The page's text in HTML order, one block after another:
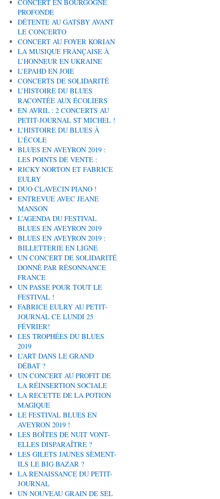
CONCERT EN BOURGOGNE
PROFONDE
DÉTENTE AU GATSBY AVANT
LE CONCERTO
CONCERT AU FOYER KORIAN
LA MUSIQUE FRANÇAISE À
L’HONNEUR EN UKRAINE
L’EPAHD EN JOIE
CONCERTS DE SOLIDARITÉ
L’HISTOIRE DU BLUES
RACONTÉE AUX ÉCOLIERS
EN AVRIL : 2 CONCERTS AU
PETIT-JOURNAL ST MICHEL !
L’HISTOIRE DU BLUES À
L’ÉCOLE
BLUES EN AVEYRON 2019 :
LES POINTS DE VENTE :
RICKY NORTON ET FABRICE
EULRY
DUO CLAVECIN PIANO !
ENTREVUE AVEC JEANE
MANSON
L’AGENDA DU FESTIVAL
BLUES EN AVEYRON 2019
BLUES EN AVEYRON 2019 :
BILLETTERIE EN LIGNE
UN CONCERT DE SOLIDARITÉ
DONNÉ PAR RÉSONNANCE
FRANCE
UN PASSE POUR TOUT LE
FESTIVAL !
FABRICE EULRY AU PETIT-
JOURNAL CE LUNDI 25
FÉVRIER!
LES TROPHÉES DU BLUES
2019
L’ART DANS LE GRAND
DÉBAT ?
UN CONCERT AU PROFIT DE
LA RÉINSERTION SOCIALE
LA RECETTE DE LA POTION
MAGIQUE
LE FESTIVAL BLUES EN
AVEYRON 2019 !
LES BOÎTES DE NUIT VONT-
ELLES DISPARAÎTRE ?
LES GILETS JAUNES SÈMENT-
ILS LE BIG BAZAR ?
LA RENAISSANCE DU PETIT-
JOURNAL
UN NOUVEAU GRAIN DE SEL